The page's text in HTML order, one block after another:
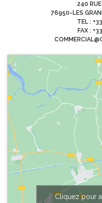
240 RUE
76950-LES
TEL :
FAX :
Cliquez pour